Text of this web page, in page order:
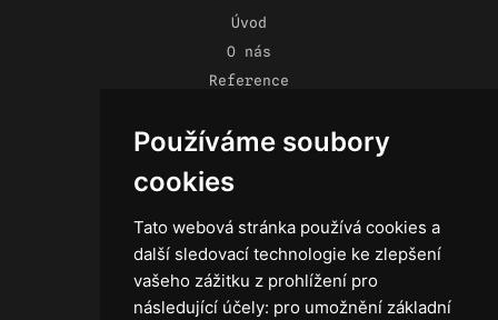
Používáme soubory
cookies
Tato webová stránka používá cookies a
další sledovací technologie ke zlepšení
vašeho zážitku z prohlížení pro
následující účely: pro umožnění základní
Úvod
O nás
Reference
Kontakt
Obchodní podmínky
Zásady ochrany osobních údajů
Technika